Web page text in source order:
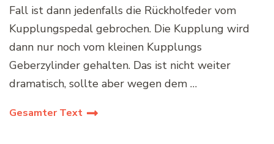
Fall ist dann jedenfalls die Rückholfeder vom
Kupplungspedal gebrochen. Die Kupplung wird
dann nur noch vom kleinen Kupplungs
Geberzylinder gehalten. Das ist nicht weiter
dramatisch, sollte aber wegen dem …
Gesamter Text